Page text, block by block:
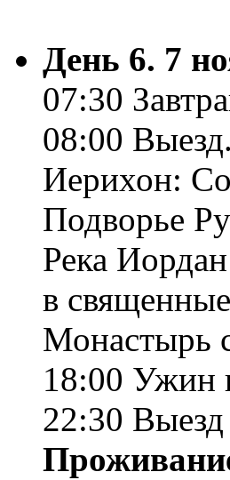
День 6. 7
07:30
08:00 Выезд.
Иерихон:
Подворье
Река
в
Монастырь
18:00 Ужин
22:30